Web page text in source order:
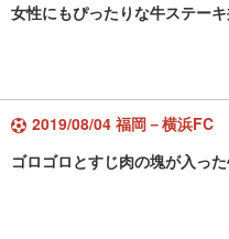
女性にもぴったりな牛ステー
2019/08/04 福岡－横浜FC
ゴロゴロとすじ肉の塊が入っ